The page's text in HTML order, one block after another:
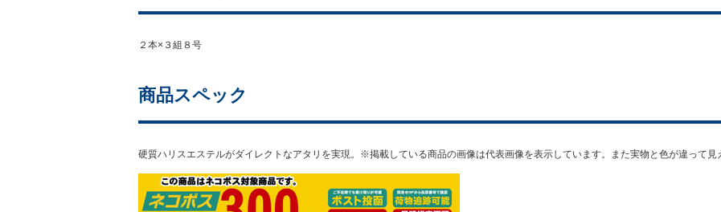
２本×３組８号
商品スペック
硬質ハリスエステルがダイレクトなアタリを実現。※掲載している商品の画像は代表画像を表示しています。また実物と色が違って見